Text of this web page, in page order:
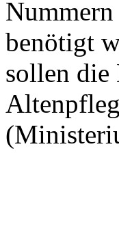
benötigt
sollen die